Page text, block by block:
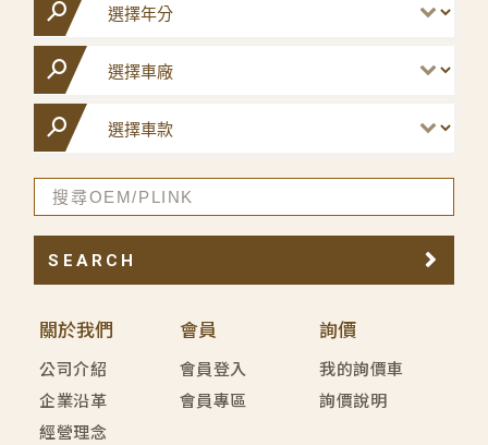
關於我們
公司介紹
企業沿革
經營理念
會員
會員登入
會員專區
詢價
我的詢價車
詢價說明
SEARCH